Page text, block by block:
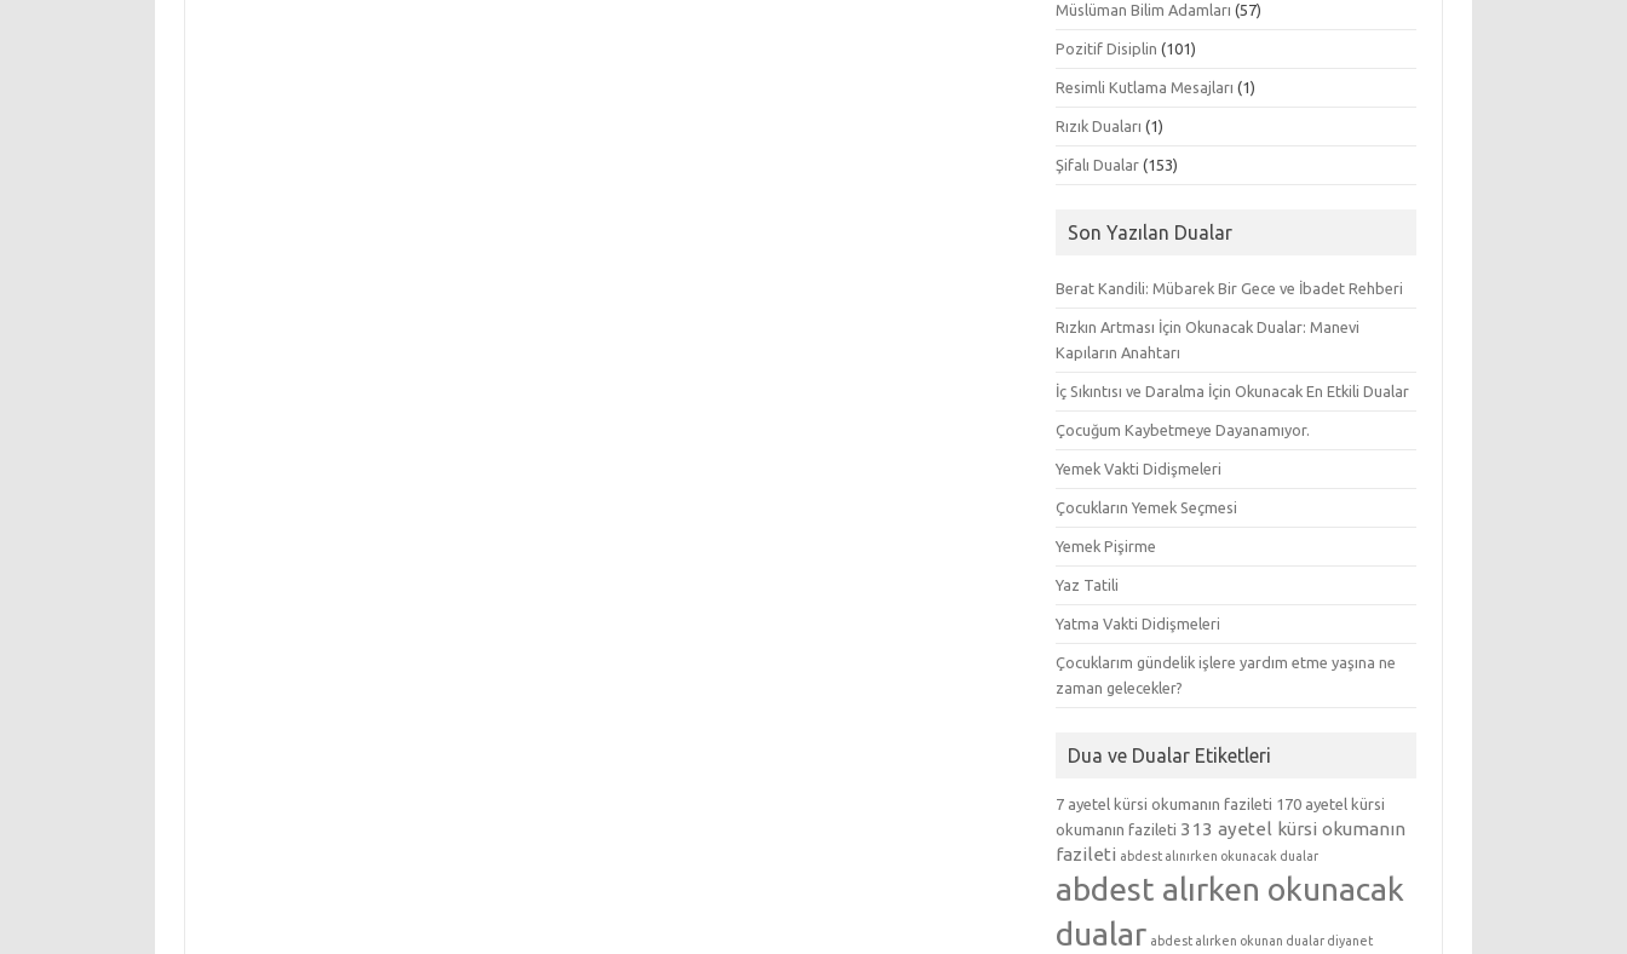
Müslüman Bilim Adamları (57)
Pozitif Disiplin (101)
Resimli Kutlama Mesajları (1)
Rızık Duaları (1)
Şifalı Dualar (153)
Son Yazılan Dualar
Berat Kandili: Mübarek Bir Gece ve İbadet Rehberi
Rızkın Artması İçin Okunacak Dualar: Manevi
Kapıların Anahtarı
İç Sıkıntısı ve Daralma İçin Okunacak En Etkili Dualar
Çocuğum Kaybetmeye Dayanamıyor.
Yemek Vakti Didişmeleri
Çocukların Yemek Seçmesi
Yemek Pişirme
Yaz Tatili
Yatma Vakti Didişmeleri
Çocuklarım gündelik işlere yardım etme yaşına ne
zaman gelecekler?
Dua ve Dualar Etiketleri
7 ayetel kürsi okumanın fazileti 170 ayetel kürsi
okumanın fazileti 313 ayetel kürsi okumanın
fazileti abdest alınırken okunacak dualar
abdest alırken okunacak
dualar abdest alırken okunan dualar diyanet